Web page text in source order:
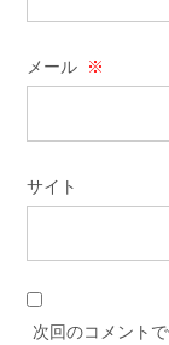
メール ※
サイト
次回のコメント